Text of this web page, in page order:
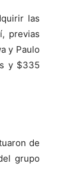
las
previas
y Paulo
y $335
de
grupo